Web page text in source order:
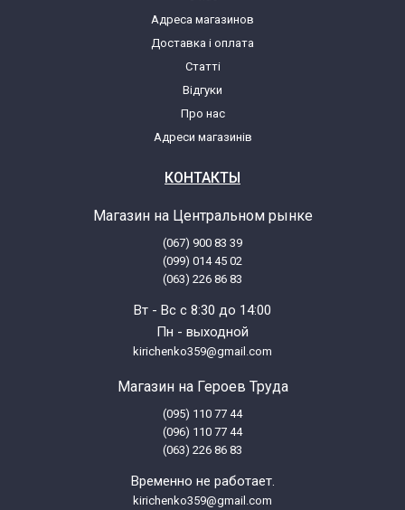
Ariston ARTL104EU/E (73769068800)
Ariston ARTL104EU/HA (91602090100)
Ariston ARTL110(FR)
Ariston ARTL110(FR) (91621700000)
Ariston ARTL120FR (91621650000)
Ariston ARTL120FR(ARCADIA)
Адреса магазинов
Доставка і оплата
Статті
Відгуки
Про нас
Адреси магазинів
КОНТАКТЫ
Магазин на Центральном рынке
(067) 900 83 39
(099) 014 45 02
(063) 226 86 83
Вт - Вс с 8:30 до 14:00
Пн - выходной
kirichenko359@gmail.com
Магазин на Героев Труда
(095) 110 77 44
(096) 110 77 44
(063) 226 86 83
Временно не работает.
kirichenko359@gmail.com